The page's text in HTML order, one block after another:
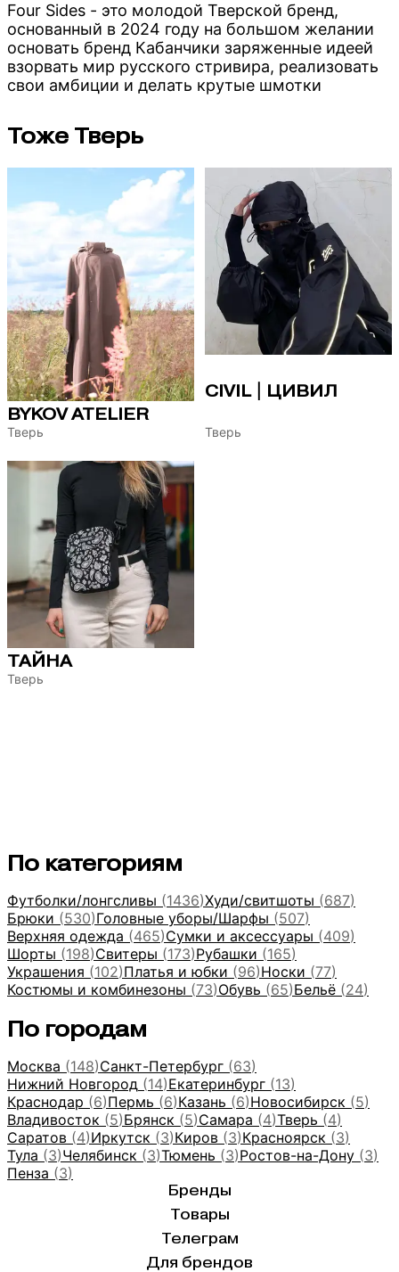
Four Sides - это молодой Тверской бренд,
основанный в 2024 году на большом желании
основать бренд Кабанчики заряженные идеей
взорвать мир русского стривира, реализовать
свои амбиции и делать крутые шмотки
Тоже Тверь
BYKOV ATELIER
Тверь
CIVIL | ЦИВИЛ
Тверь
ТАЙНА
Тверь
По категориям
Футболки/лонгсливы (1436)Худи/свитшоты (687)
Брюки (530)Головные уборы/Шарфы (507)
Верхняя одежда (465)Сумки и аксессуары (409)
Шорты (198)Свитеры (173)Рубашки (165)
Украшения (102)Платья и юбки (96)Носки (77)
Костюмы и комбинезоны (73)Обувь (65)Бельё (24)
По городам
Москва (148)Санкт-Петербург (63)
Нижний Новгород (14)Екатеринбург (13)
Краснодар (6)Пермь (6)Казань (6)Новосибирск (5)
Владивосток (5)Брянск (5)Самара (4)Тверь (4)
Саратов (4)Иркутск (3)Киров (3)Красноярск (3)
Тула (3)Челябинск (3)Тюмень (3)Ростов-на-Дону (3)
Пенза (3)
Бренды
Товары
Телеграм
Для брендов